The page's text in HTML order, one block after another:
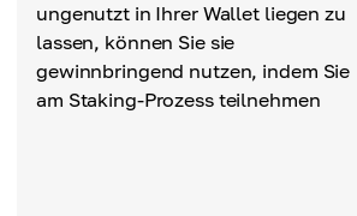
ungenutzt in Ihrer Wallet liegen zu
lassen, können Sie sie
gewinnbringend nutzen, indem Sie
am Staking-Prozess teilnehmen